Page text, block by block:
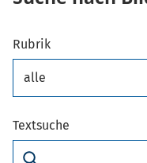
Rubrik
alle
Textsuche